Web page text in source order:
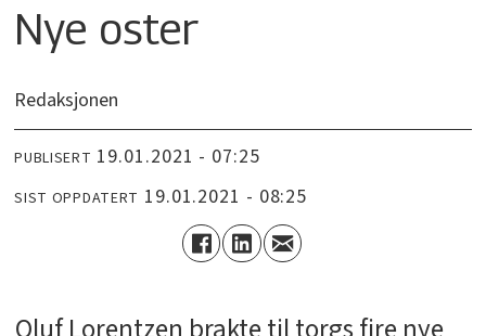
Nye oster
Redaksjonen
PUBLISERT 19.01.2021 - 07:25
SIST OPPDATERT 19.01.2021 - 08:25